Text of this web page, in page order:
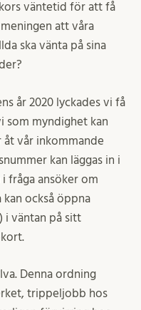
väntetid för att få
att våra
ska vänta på sina
år 2020 lyckades vi få
som myndighet kan
åt vår inkommande
kan läggas in i
fråga ansöker om
kan också öppna
i väntan på sitt
Denna ordning
trippeljobb hos